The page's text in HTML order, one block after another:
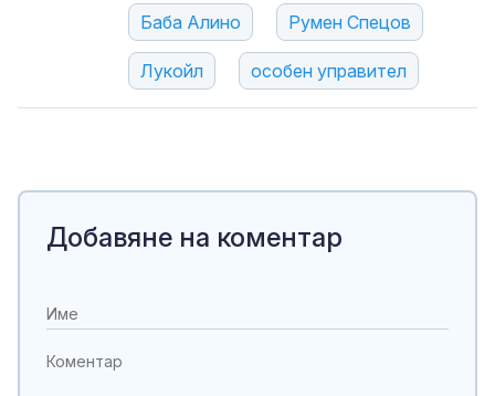
Баба Алино Румен Спецов
Лукойл особен управител
Добавяне на коментар